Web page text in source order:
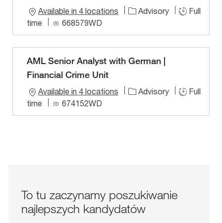
Available in 4 locations Advisory
Full
time
J
o
b
I
D
668579WD
AML Senior Analyst with German |
Financial Crime Unit
Available in 4 locations Advisory
Full
time
J
o
674152WD
To tu zaczynamy poszukiwanie
najlepszych kandydatów